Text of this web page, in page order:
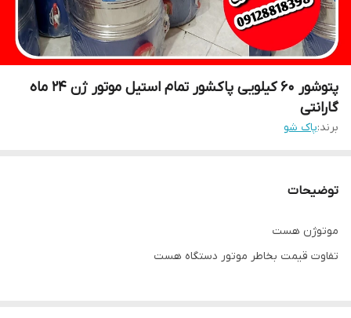
پتوشور ۶۰ کیلویی پاکشور تمام استیل موتور ژن ۲۴ ماه
گارانتی
برند:پاک شو
توضیحات
موتوژن هست
تفاوت قیمت بخاطر موتور دستگاه هست